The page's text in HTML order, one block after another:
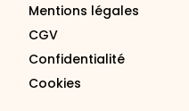
Mentions légales
CGV
Confidentialité
Cookies